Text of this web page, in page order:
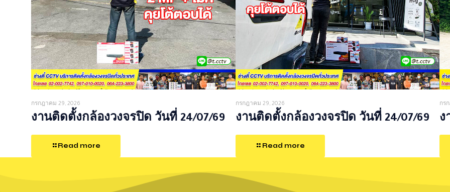
กรกฎาคม 29, 2026
งานติดตั้งกล้องวงจรปิด วันที่ 24/07/69
Read more
กรกฎาคม 29, 2026
งานติดตั้งกล้องวงจรปิด วันที่ 24/07/69
Read more
กร
ง